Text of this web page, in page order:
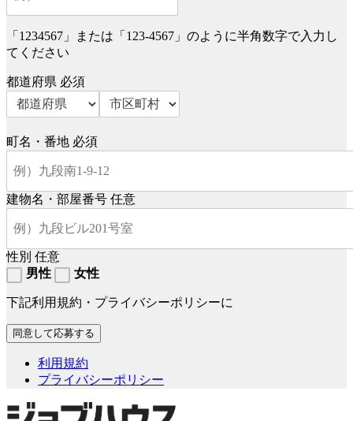
「1234567」または「123-4567」のように半角数字で入力し
てください
都道府県 必須
町名・番地 必須
建物名・部屋番号 任意
性別 任意
男性
女性
下記利用規約・プライバシーポリシーに
利用規約
プライバシーポリシー